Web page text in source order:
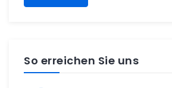
So erreichen Sie uns